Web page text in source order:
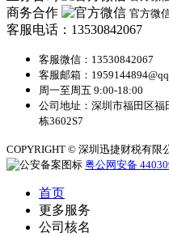
商务合作 官方微
客服电话：13530842067
客服微信：13530842067
客服邮箱：
周一至周五 9:00-18:00
公司地址：深圳市福田区
栋3602S7
COPYRIGHT © 深圳迅捷财税有限
粤公网安备
首页
更多服务
公司核名